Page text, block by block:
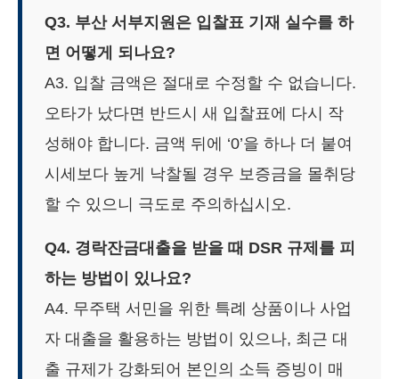
Q3. 부산 서부지원은 입찰표 기재 실수를 하
면 어떻게 되나요?
A3. 입찰 금액은 절대로 수정할 수 없습니다.
오타가 났다면 반드시 새 입찰표에 다시 작
성해야 합니다. 금액 뒤에 ‘0’을 하나 더 붙여
시세보다 높게 낙찰될 경우 보증금을 몰취당
할 수 있으니 극도로 주의하십시오.
Q4. 경락잔금대출을 받을 때 DSR 규제를 피
하는 방법이 있나요?
A4. 무주택 서민을 위한 특례 상품이나 사업
자 대출을 활용하는 방법이 있으나, 최근 대
출 규제가 강화되어 본인의 소득 증빙이 매